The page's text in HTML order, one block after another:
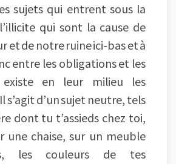
sujets qui entrent sous la
qui sont la cause de
et de notre ruine ici-bas et à
entre les obligations et les
en leur milieu les
s’agit d’un sujet neutre, tels
dont tu t’assieds chez toi,
une chaise, sur un meuble
les couleurs de tes